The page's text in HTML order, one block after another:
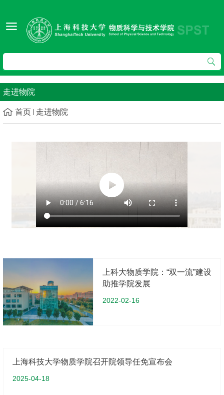
走进物院
首页 走进物院
上科大物质学院：“双一流”建设
助推学院发展
2022-02-16
上海科技大学物质学院召开院领导任免宣布会
2025-04-18